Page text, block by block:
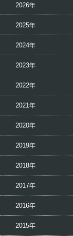
2026年
2025年
2024年
2023年
2022年
2021年
2020年
2019年
2018年
2017年
2016年
2015年